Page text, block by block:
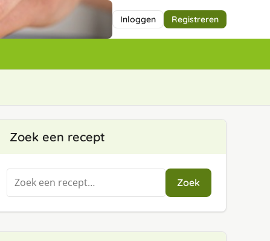
Inloggen Registreren
Zoek een recept
Zoeken
naar:
Zoek